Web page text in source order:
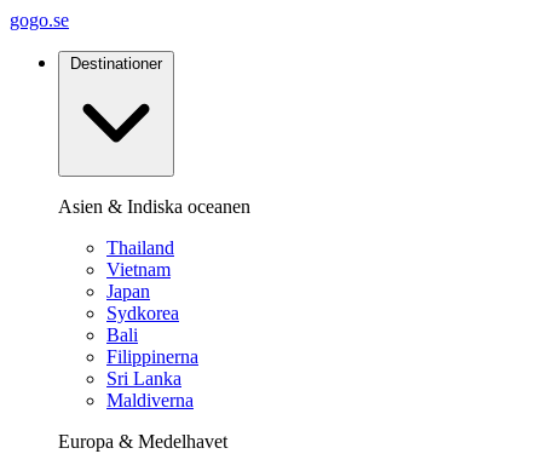
gogo.se
Destinationer
Asien & Indiska oceanen
Thailand
Vietnam
Japan
Sydkorea
Bali
Filippinerna
Sri Lanka
Maldiverna
Europa & Medelhavet